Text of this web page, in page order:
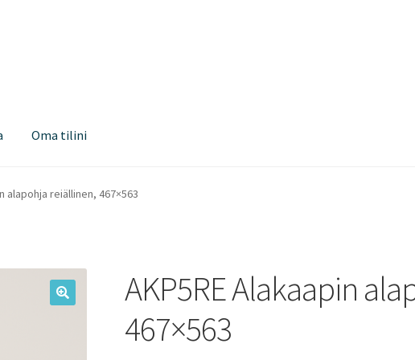
Oma tilini
alapohja reiällinen, 467×563
AKP5RE Alakaapin
467×563